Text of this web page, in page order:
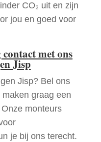
CO₂ uit en zijn
jou en goed voor
met ons
Jisp
Jisp? Bel ons
maken graag een
monteurs
je bij ons terecht.